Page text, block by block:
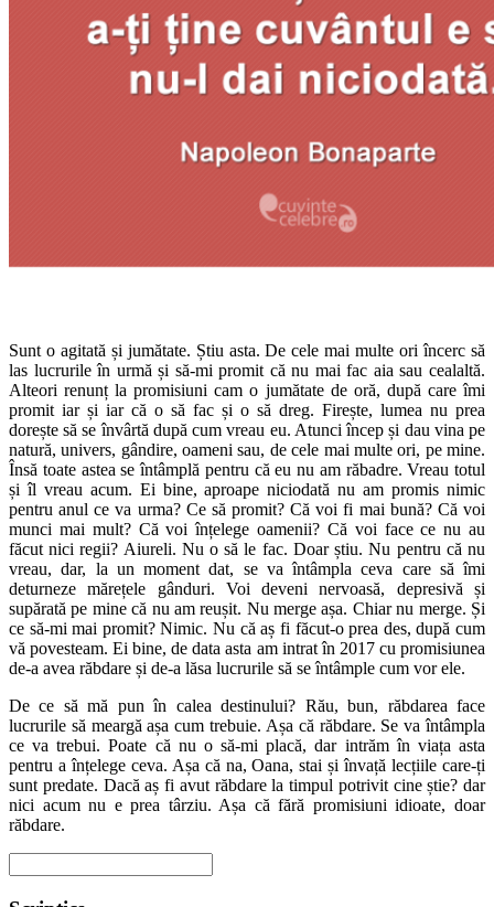
Sunt o agitată și jumătate. Știu asta. De cele mai multe ori încerc să
las lucrurile în urmă și să-mi promit că nu mai fac aia sau cealaltă.
Alteori renunț la promisiuni cam o jumătate de oră, după care îmi
promit iar și iar că o să fac și o să dreg. Firește, lumea nu prea
dorește să se învârtă după cum vreau eu. Atunci încep și dau vina pe
natură, univers, gândire, oameni sau, de cele mai multe ori, pe mine.
Însă toate astea se întâmplă pentru că eu nu am răbadre. Vreau totul
și îl vreau acum. Ei bine, aproape niciodată nu am promis nimic
pentru anul ce va urma? Ce să promit? Că voi fi mai bună? Că voi
munci mai mult? Că voi înțelege oamenii? Că voi face ce nu au
făcut nici regii? Aiureli. Nu o să le fac. Doar știu. Nu pentru că nu
vreau, dar, la un moment dat, se va întâmpla ceva care să îmi
deturneze mărețele gânduri. Voi deveni nervoasă, depresivă și
supărată pe mine că nu am reușit. Nu merge așa. Chiar nu merge. Și
ce să-mi mai promit? Nimic. Nu că aș fi făcut-o prea des, după cum
vă povesteam. Ei bine, de data asta am intrat în 2017 cu promisiunea
de-a avea răbdare și de-a lăsa lucrurile să se întâmple cum vor ele.
De ce să mă pun în calea destinului? Rău, bun, răbdarea face
lucrurile să meargă așa cum trebuie. Așa că răbdare. Se va întâmpla
ce va trebui. Poate că nu o să-mi placă, dar intrăm în viața asta
pentru a înțelege ceva. Așa că na, Oana, stai și învață lecțiile care-ți
sunt predate. Dacă aș fi avut răbdare la timpul potrivit cine știe? dar
nici acum nu e prea târziu. Așa că fără promisiuni idioate, doar
răbdare.